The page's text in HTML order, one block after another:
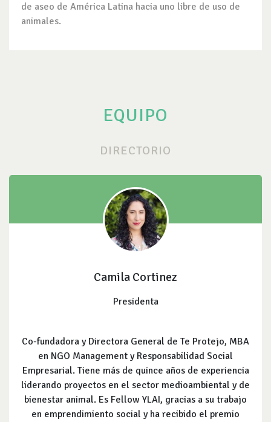
de aseo de América Latina hacia uno libre de uso de
animales.
EQUIPO
DIRECTORIO
Camila Cortinez
Presidenta
Co-fundadora y Directora General de Te Protejo, MBA
en NGO Management y Responsabilidad Social
Empresarial. Tiene más de quince años de experiencia
liderando proyectos en el sector medioambiental y de
bienestar animal. Es Fellow YLAI, gracias a su trabajo
en emprendimiento social y ha recibido el premio